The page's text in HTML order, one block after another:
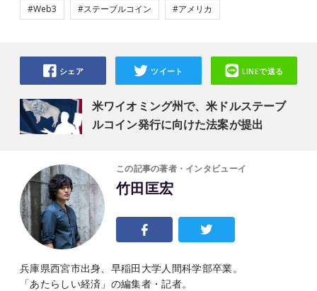
#Web3 #ステーブルコイン #アメリカ
米ワイオミング州で、米ドルステーブ
ルコイン発行に向けた法案が提出
シェア ツイート LINEで送る
この記事の著者・インタビューイ
竹田匡宏
兵庫県西宮市出身、早稲田大学人間科学部卒業。
「あたらしい経済」の編集者・記者。